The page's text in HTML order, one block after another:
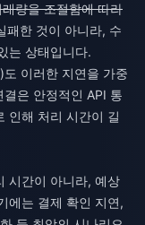
량을 조절함에 따라
패한 것이 아니라, 수
는 상태입니다.
이러한 지연을 가중
은 안정적인 API 통
인해 처리 시간이 길
시간이 아니라, 예상
에는 결제 확인 지연,